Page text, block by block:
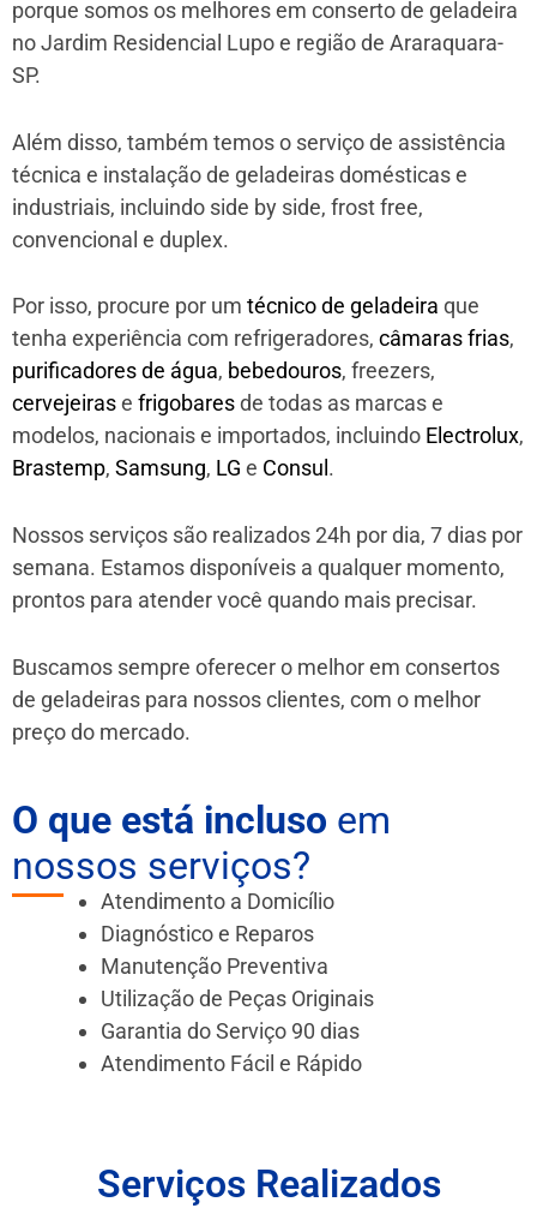
porque somos os melhores em conserto de geladeira
no Jardim Residencial Lupo e região de Araraquara-
SP.
Além disso, também temos o serviço de assistência
técnica e instalação de geladeiras domésticas e
industriais, incluindo side by side, frost free,
convencional e duplex.
Por isso, procure por um técnico de geladeira que
tenha experiência com refrigeradores, câmaras frias,
purificadores de água, bebedouros, freezers,
cervejeirase frigobaresde todas as marcas e
modelos, nacionais e importados, incluindo Electrolux,
Brastemp, Samsung, LG e Consul .
Nossos serviços são realizados 24h por dia, 7 dias por
semana. Estamos disponíveis a qualquer momento,
prontos para atender você quando mais precisar.
Buscamos sempre oferecer o melhor em consertos
de geladeiras para nossos clientes, com o melhor
preço do mercado.
O que está incluso em
nossos serviços?
Atendimento a Domicílio
Diagnóstico e Reparos
Manutenção Preventiva
Utilização de Peças Originais
Garantia do Serviço 90 dias
Atendimento Fácil e Rápido
Serviços Realizados